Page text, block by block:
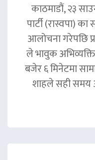
काठमाडौं, २३
पार्टी (रास्वपा)
आलोचना गरेपछि
ले भावुक
बजेर ६ मिनेटमा
शाहले सही